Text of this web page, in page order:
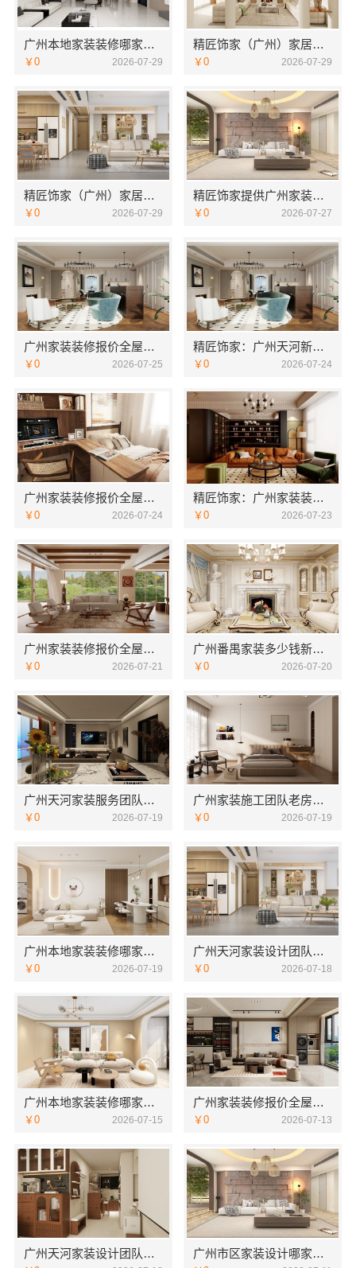
广州本地家装装修哪家专业毛坯房：精匠饰家一站式整装解决方案
￥0 2026-07-29
精匠饰家（广州）家居建材有限公司—广州天河家装服务团队精装房改造
￥0 2026-07-29
精匠饰家（广州）家居建材有限公司-广州家装装修报价全屋装修
￥0 2026-07-29
精匠饰家提供广州家装装修报价全屋装修，省心更省力
￥0 2026-07-27
广州家装装修报价全屋装修精匠饰家透明价
￥0 2026-07-25
精匠饰家：广州天河新房设计团队拎包入住
￥0 2026-07-24
广州家装装修报价全屋装修精匠饰家参考
￥0 2026-07-24
精匠饰家：广州家装装修报价全屋
￥0 2026-07-23
广州家装装修报价全屋装修精匠饰家（广州）家居建材有限公司
￥0 2026-07-21
广州番禺家装多少钱新房？精匠饰家透明报价
￥0 2026-07-20
广州天河家装服务团队精装房改造？精匠饰家优
￥0 2026-07-19
广州家装施工团队老房翻新精匠饰家优选
￥0 2026-07-19
广州本地家装装修哪家专业毛坯房？精匠饰家
￥0 2026-07-19
广州天河家装设计团队拎包入住，精匠饰家
￥0 2026-07-18
广州本地家装装修哪家专业毛坯房？精匠饰家
￥0 2026-07-15
广州家装装修报价全屋装修？精匠饰家精准预算省心省力
￥0 2026-07-13
广州天河家装设计团队拎包入住精匠饰家 广州市区家装设计哪家好毛坯房看精匠饰家